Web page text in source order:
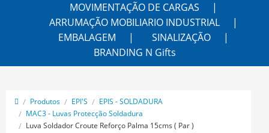
MOVIMENTAÇÃO DE CARGAS
ARRUMAÇÃO MOBILIARIO INDUSTRIAL
EMBALAGEM
SINALIZAÇÃO
BRANDING N Gifts
Produtos EPI'S
EPIS - SOLDADURA
MAC3 - Luvas Protecção Soldadura
Luva Soldador Croute Reforço Palma 15cms ( Par )